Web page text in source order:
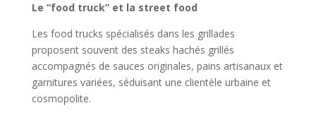
Le “food truck” et la street food
Les food trucks spécialisés dans les grillades
proposent souvent des steaks hachés grillés
accompagnés de sauces originales, pains artisanaux et
garnitures variées, séduisant une clientèle urbaine et
cosmopolite.